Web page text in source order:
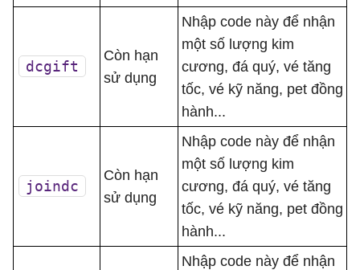
dcgift
Còn hạn
sử dụng
Nhập code này để nhận
một số lượng kim
cương, đá quý, vé tăng
tốc, vé kỹ năng, pet đồng
hành...
joindc
Còn hạn
sử dụng
Nhập code này để nhận
một số lượng kim
cương, đá quý, vé tăng
tốc, vé kỹ năng, pet đồng
hành...
Nhập code này để nhận